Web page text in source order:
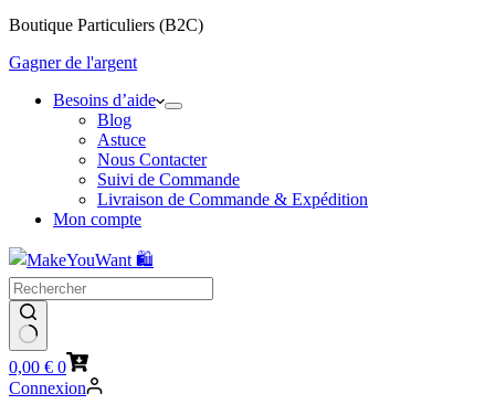
Boutique Particuliers (B2C)
Gagner de l'argent
Besoins d’aide
Blog
Astuce
Nous Contacter
Suivi de Commande
Livraison de Commande & Expédition
Mon compte
Panier
d’achat
0,00 € 0
Connexion